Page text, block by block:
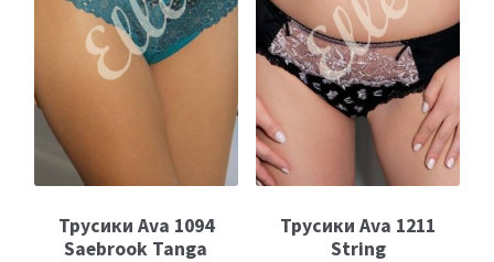
Трусики Ava 1094
Saebrook Tanga
Трусики Ava 1211
String